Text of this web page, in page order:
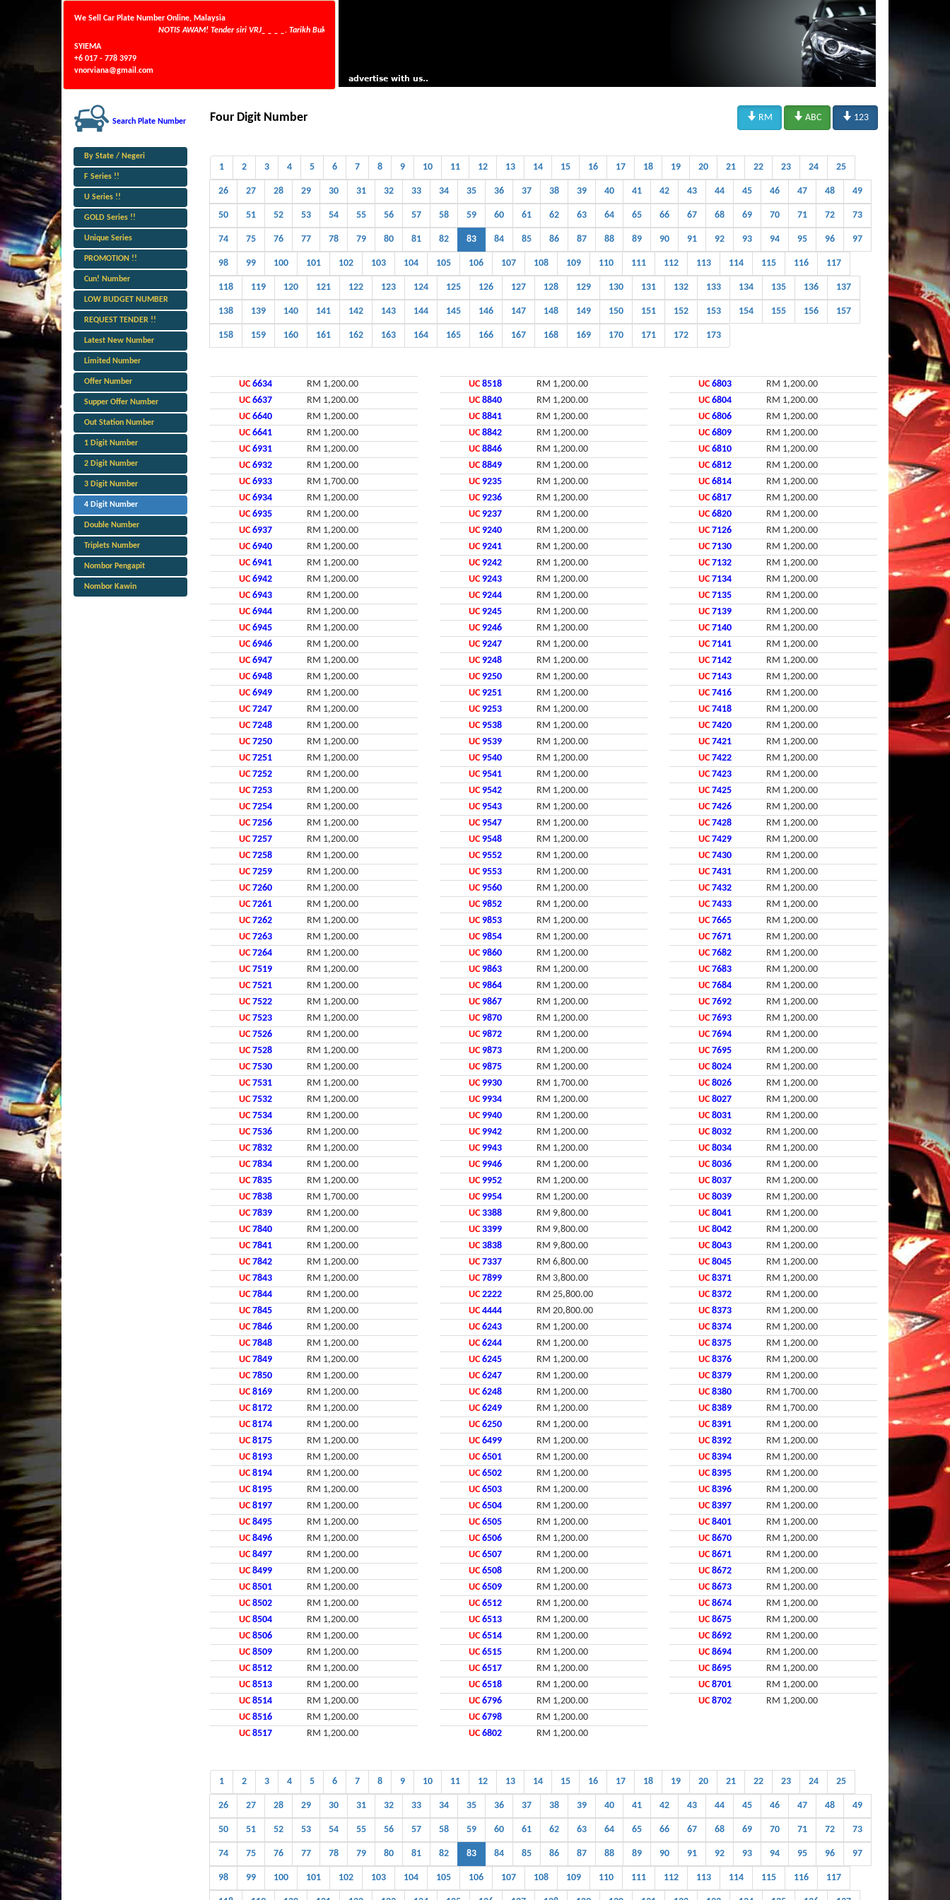
We Sell Car Plate Number Online, Malaysia
NOTIS AWAM! Tender siri VRJ_ _ _ _. Tarikh Buka 25/07/2026, Tarikh Tutup 29/07/2026 Jam 5 petang. Now Running Number VQX_ _ _.
SYIEMA
+6 017 - 778 3979
vnorviana@gmail.com
Search Plate Number
By State / Negeri
F Series !!
U Series !!
GOLD Series !!
Unique Series
PROMOTION !!
Cun! Number
LOW BUDGET NUMBER
REQUEST TENDER !!
Latest New Number
Limited Number
Offer Number
Supper Offer Number
Out Station Number
1 Digit Number
2 Digit Number
3 Digit Number
4 Digit Number
Double Number
Triplets Number
Nombor Pengapit
Nombor Kawin
Four Digit Number  RM  ABC  123
1 2 3 4 5 6 7 8 9 10 11 12 13 14 15 16 17 18 19 20 21 22 23 24 25
26 27 28 29 30 31 32 33 34 35 36 37 38 39 40 41 42 43 44 45 46 47 48 49
50 51 52 53 54 55 56 57 58 59 60 61 62 63 64 65 66 67 68 69 70 71 72 73
74 75 76 77 78 79 80 81 82 83 84 85 86 87 88 89 90 91 92 93 94 95 96 97
98 99 100 101 102 103 104 105 106 107 108 109 110 111 112 113 114 115 116 117
118 119 120 121 122 123 124 125 126 127 128 129 130 131 132 133 134 135 136 137
138 139 140 141 142 143 144 145 146 147 148 149 150 151 152 153 154 155 156 157
158 159 160 161 162 163 164 165 166 167 168 169 170 171 172 173
UC 6634
RM 1,200.00
UC 6637
RM 1,200.00
UC 6640
RM 1,200.00
UC 6641
RM 1,200.00
UC 6931
RM 1,200.00
UC 6932
RM 1,200.00
UC 6933
RM 1,700.00
UC 6934
RM 1,200.00
UC 6935
RM 1,200.00
UC 6937
RM 1,200.00
UC 6940
RM 1,200.00
UC 6941
RM 1,200.00
UC 6942
RM 1,200.00
UC 6943
RM 1,200.00
UC 6944
RM 1,200.00
UC 6945
RM 1,200.00
UC 6946
RM 1,200.00
UC 6947
RM 1,200.00
UC 6948
RM 1,200.00
UC 6949
RM 1,200.00
UC 7247
RM 1,200.00
UC 7248
RM 1,200.00
UC 7250
RM 1,200.00
UC 7251
RM 1,200.00
UC 7252
RM 1,200.00
UC 7253
RM 1,200.00
UC 7254
RM 1,200.00
UC 7256
RM 1,200.00
UC 7257
RM 1,200.00
UC 7258
RM 1,200.00
UC 7259
RM 1,200.00
UC 7260
RM 1,200.00
UC 7261
RM 1,200.00
UC 7262
RM 1,200.00
UC 7263
RM 1,200.00
UC 7264
RM 1,200.00
UC 7519
RM 1,200.00
UC 7521
RM 1,200.00
UC 7522
RM 1,200.00
UC 7523
RM 1,200.00
UC 7526
RM 1,200.00
UC 7528
RM 1,200.00
UC 7530
RM 1,200.00
UC 7531
RM 1,200.00
UC 7532
RM 1,200.00
UC 7534
RM 1,200.00
UC 7536
RM 1,200.00
UC 7832
RM 1,200.00
UC 7834
RM 1,200.00
UC 7835
RM 1,200.00
UC 7838
RM 1,700.00
UC 7839
RM 1,200.00
UC 7840
RM 1,200.00
UC 7841
RM 1,200.00
UC 7842
RM 1,200.00
UC 7843
RM 1,200.00
UC 7844
RM 1,200.00
UC 7845
RM 1,200.00
UC 7846
RM 1,200.00
UC 7848
RM 1,200.00
UC 7849
RM 1,200.00
UC 7850
RM 1,200.00
UC 8169
RM 1,200.00
UC 8172
RM 1,200.00
UC 8174
RM 1,200.00
UC 8175
RM 1,200.00
UC 8193
RM 1,200.00
UC 8194
RM 1,200.00
UC 8195
RM 1,200.00
UC 8197
RM 1,200.00
UC 8495
RM 1,200.00
UC 8496
RM 1,200.00
UC 8497
RM 1,200.00
UC 8499
RM 1,200.00
UC 8501
RM 1,200.00
UC 8502
RM 1,200.00
UC 8504
RM 1,200.00
UC 8506
RM 1,200.00
UC 8509
RM 1,200.00
UC 8512
RM 1,200.00
UC 8513
RM 1,200.00
UC 8514
RM 1,200.00
UC 8516
RM 1,200.00
UC 8517 RM 1,200.00
UC 8518
RM 1,200.00
UC 8840
RM 1,200.00
UC 8841
RM 1,200.00
UC 8842
RM 1,200.00
UC 8846
RM 1,200.00
UC 8849
RM 1,200.00
UC 9235
RM 1,200.00
UC 9236
RM 1,200.00
UC 9237
RM 1,200.00
UC 9240
RM 1,200.00
UC 9241
RM 1,200.00
UC 9242
RM 1,200.00
UC 9243
RM 1,200.00
UC 9244
RM 1,200.00
UC 9245
RM 1,200.00
UC 9246
RM 1,200.00
UC 9247
RM 1,200.00
UC 9248
RM 1,200.00
UC 9250
RM 1,200.00
UC 9251
RM 1,200.00
UC 9253
RM 1,200.00
UC 9538
RM 1,200.00
UC 9539
RM 1,200.00
UC 9540
RM 1,200.00
UC 9541
RM 1,200.00
UC 9542
RM 1,200.00
UC 9543
RM 1,200.00
UC 9547
RM 1,200.00
UC 9548
RM 1,200.00
UC 9552
RM 1,200.00
UC 9553
RM 1,200.00
UC 9560
RM 1,200.00
UC 9852
RM 1,200.00
UC 9853
RM 1,200.00
UC 9854
RM 1,200.00
UC 9860
RM 1,200.00
UC 9863
RM 1,200.00
UC 9864
RM 1,200.00
UC 9867
RM 1,200.00
UC 9870
RM 1,200.00
UC 9872
RM 1,200.00
UC 9873
RM 1,200.00
UC 9875
RM 1,200.00
UC 9930
RM 1,700.00
UC 9934
RM 1,200.00
UC 9940
RM 1,200.00
UC 9942
RM 1,200.00
UC 9943
RM 1,200.00
UC 9946
RM 1,200.00
UC 9952
RM 1,200.00
UC 9954
RM 1,200.00
UC 3388
RM 9,800.00
UC 3399
RM 9,800.00
UC 3838
RM 9,800.00
UC 7337
RM 6,800.00
UC 7899
RM 3,800.00
UC 2222
RM 25,800.00
UC 4444
RM 20,800.00
UC 6243
RM 1,200.00
UC 6244
RM 1,200.00
UC 6245
RM 1,200.00
UC 6247
RM 1,200.00
UC 6248
RM 1,200.00
UC 6249
RM 1,200.00
UC 6250
RM 1,200.00
UC 6499
RM 1,200.00
UC 6501
RM 1,200.00
UC 6502
RM 1,200.00
UC 6503
RM 1,200.00
UC 6504
RM 1,200.00
UC 6505
RM 1,200.00
UC 6506
RM 1,200.00
UC 6507
RM 1,200.00
UC 6508
RM 1,200.00
UC 6509
RM 1,200.00
UC 6512
RM 1,200.00
UC 6513
RM 1,200.00
UC 6514
RM 1,200.00
UC 6515
RM 1,200.00
UC 6517
RM 1,200.00
UC 6518
RM 1,200.00
UC 6796
RM 1,200.00
UC 6798
RM 1,200.00
UC 6802 RM 1,200.00
UC 6803
RM 1,200.00
UC 6804
RM 1,200.00
UC 6806
RM 1,200.00
UC 6809
RM 1,200.00
UC 6810
RM 1,200.00
UC 6812
RM 1,200.00
UC 6814
RM 1,200.00
UC 6817
RM 1,200.00
UC 6820
RM 1,200.00
UC 7126
RM 1,200.00
UC 7130
RM 1,200.00
UC 7132
RM 1,200.00
UC 7134
RM 1,200.00
UC 7135
RM 1,200.00
UC 7139
RM 1,200.00
UC 7140
RM 1,200.00
UC 7141
RM 1,200.00
UC 7142
RM 1,200.00
UC 7143
RM 1,200.00
UC 7416
RM 1,200.00
UC 7418
RM 1,200.00
UC 7420
RM 1,200.00
UC 7421
RM 1,200.00
UC 7422
RM 1,200.00
UC 7423
RM 1,200.00
UC 7425
RM 1,200.00
UC 7426
RM 1,200.00
UC 7428
RM 1,200.00
UC 7429
RM 1,200.00
UC 7430
RM 1,200.00
UC 7431
RM 1,200.00
UC 7432
RM 1,200.00
UC 7433
RM 1,200.00
UC 7665
RM 1,200.00
UC 7671
RM 1,200.00
UC 7682
RM 1,200.00
UC 7683
RM 1,200.00
UC 7684
RM 1,200.00
UC 7692
RM 1,200.00
UC 7693
RM 1,200.00
UC 7694
RM 1,200.00
UC 7695
RM 1,200.00
UC 8024
RM 1,200.00
UC 8026
RM 1,200.00
UC 8027
RM 1,200.00
UC 8031
RM 1,200.00
UC 8032
RM 1,200.00
UC 8034
RM 1,200.00
UC 8036
RM 1,200.00
UC 8037
RM 1,200.00
UC 8039
RM 1,200.00
UC 8041
RM 1,200.00
UC 8042
RM 1,200.00
UC 8043
RM 1,200.00
UC 8045
RM 1,200.00
UC 8371
RM 1,200.00
UC 8372
RM 1,200.00
UC 8373
RM 1,200.00
UC 8374
RM 1,200.00
UC 8375
RM 1,200.00
UC 8376
RM 1,200.00
UC 8379
RM 1,200.00
UC 8380
RM 1,700.00
UC 8389
RM 1,700.00
UC 8391
RM 1,200.00
UC 8392
RM 1,200.00
UC 8394
RM 1,200.00
UC 8395
RM 1,200.00
UC 8396
RM 1,200.00
UC 8397
RM 1,200.00
UC 8401
RM 1,200.00
UC 8670
RM 1,200.00
UC 8671
RM 1,200.00
UC 8672
RM 1,200.00
UC 8673
RM 1,200.00
UC 8674
RM 1,200.00
UC 8675
RM 1,200.00
UC 8692
RM 1,200.00
UC 8694
RM 1,200.00
UC 8695
RM 1,200.00
UC 8701
RM 1,200.00
UC 8702 RM 1,200.00
1 2 3 4 5 6 7 8 9 10 11 12 13 14 15 16 17 18 19 20 21 22 23 24 25
26 27 28 29 30 31 32 33 34 35 36 37 38 39 40 41 42 43 44 45 46 47 48 49
50 51 52 53 54 55 56 57 58 59 60 61 62 63 64 65 66 67 68 69 70 71 72 73
74 75 76 77 78 79 80 81 82 83 84 85 86 87 88 89 90 91 92 93 94 95 96 97
98 99 100 101 102 103 104 105 106 107 108 109 110 111 112 113 114 115 116 117